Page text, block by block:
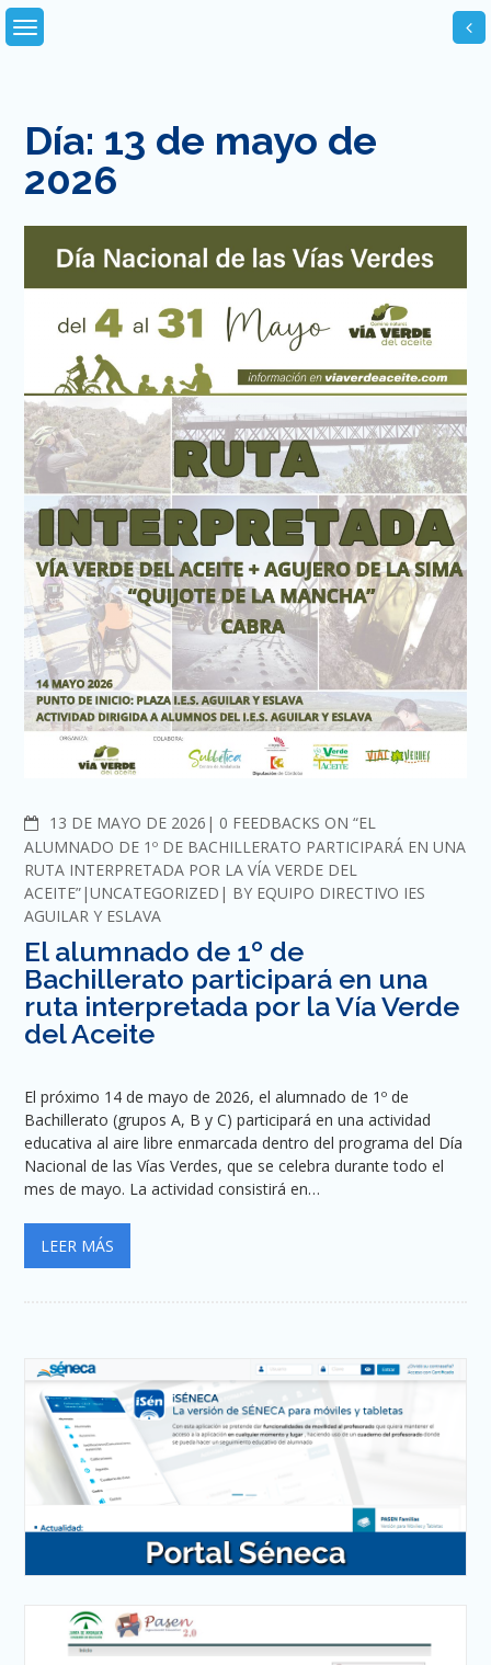
Skip
to
Día: 13 de mayo de
2026
13 DE MAYO DE 2026 COMMENTS
0 FEEDBACKS ON “EL
ALUMNADO DE 1º DE BACHILLERATO PARTICIPARÁ EN UNA
RUTA INTERPRETADA POR LA VÍA VERDE DEL
ACEITE” UNCATEGORIZED BY EQUIPO DIRECTIVO IES
AGUILAR Y ESLAVA
El alumnado de 1º de
Bachillerato participará en una
ruta interpretada por la Vía Verde
del Aceite
El próximo 14 de mayo de 2026, el alumnado de 1º de
Bachillerato (grupos A, B y C) participará en una actividad
educativa al aire libre enmarcada dentro del programa del Día
Nacional de las Vías Verdes, que se celebra durante todo el
mes de mayo. La actividad consistirá en…
LEER MÁS